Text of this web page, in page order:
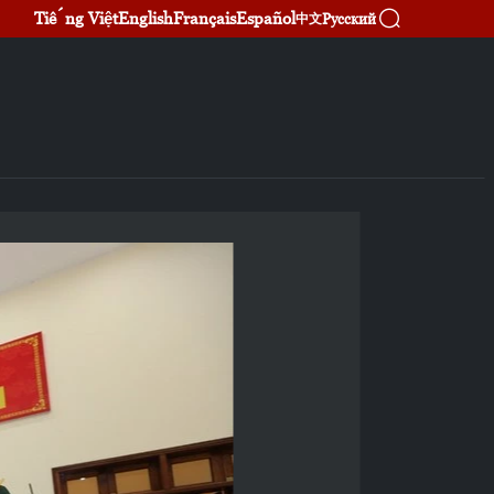
Tiếng ViệtEnglishFrançaisEspañol中文Русский